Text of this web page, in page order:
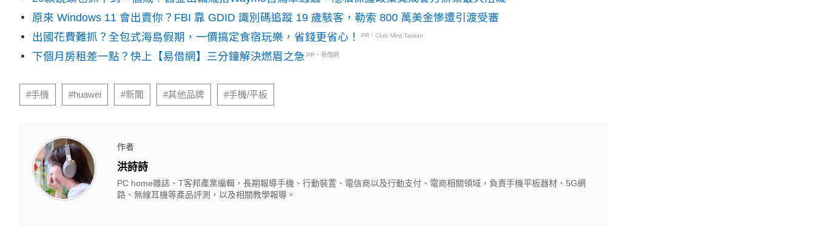
原來 Windows 11 會出賣你？FBI 靠 GDID 識別碼追蹤 19 歲駭客，勒索 800 萬美金慘遭引渡受審
出國花費難抓？全包式海島假期，一價搞定食宿玩樂，省錢更省心！
PR・Club Med Taiwan
下個月房租差一點？快上【易借網】三分鐘解決燃眉之急 PR・易借網
#手機 #huawei #新聞 #其他品牌 #手機/平板
作者
洪詩詩
PC home雜誌、T客邦產業編輯，長期報導手機、行動裝置、電信商以及行動支付、電商相關領域，負責手機平板器材、5G網
路、無線耳機等產品評測，以及相關教學報導。